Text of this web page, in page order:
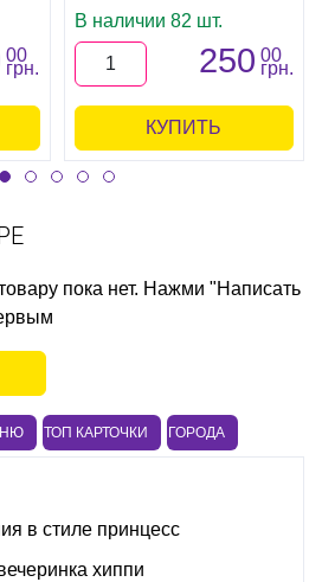
00
грн.
В наличии 82 шт.
250 00
грн.
КУПИТЬ
пока нет. Нажми "Написать
ТОП КАРТОЧКИ ГОРОДА
в стиле принцесс
хиппи